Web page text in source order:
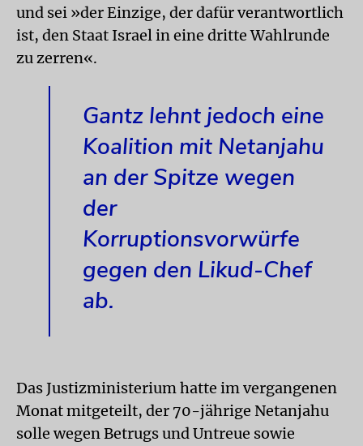
und sei »der Einzige, der dafür verantwortlich
ist, den Staat Israelin eine dritte Wahlrunde
zu zerren«.
Gantz lehnt jedoch eine
Koalition mit Netanjahu
an der Spitze wegen
der
Korruptionsvorwürfe
gegen den Likud-Chef
ab.
Das Justizministerium hatte im vergangenen
Monat mitgeteilt, der 70-jährige Netanjahu
solle wegen Betrugs und Untreue sowie